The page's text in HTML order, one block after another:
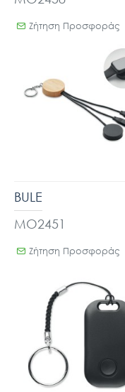
Ζήτηση Προσφοράς
MO2451
BULE
Ζήτηση Προσφοράς